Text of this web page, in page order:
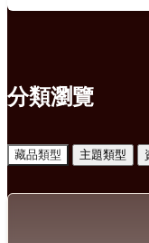
分類瀏覽
藏品類型 主題類型